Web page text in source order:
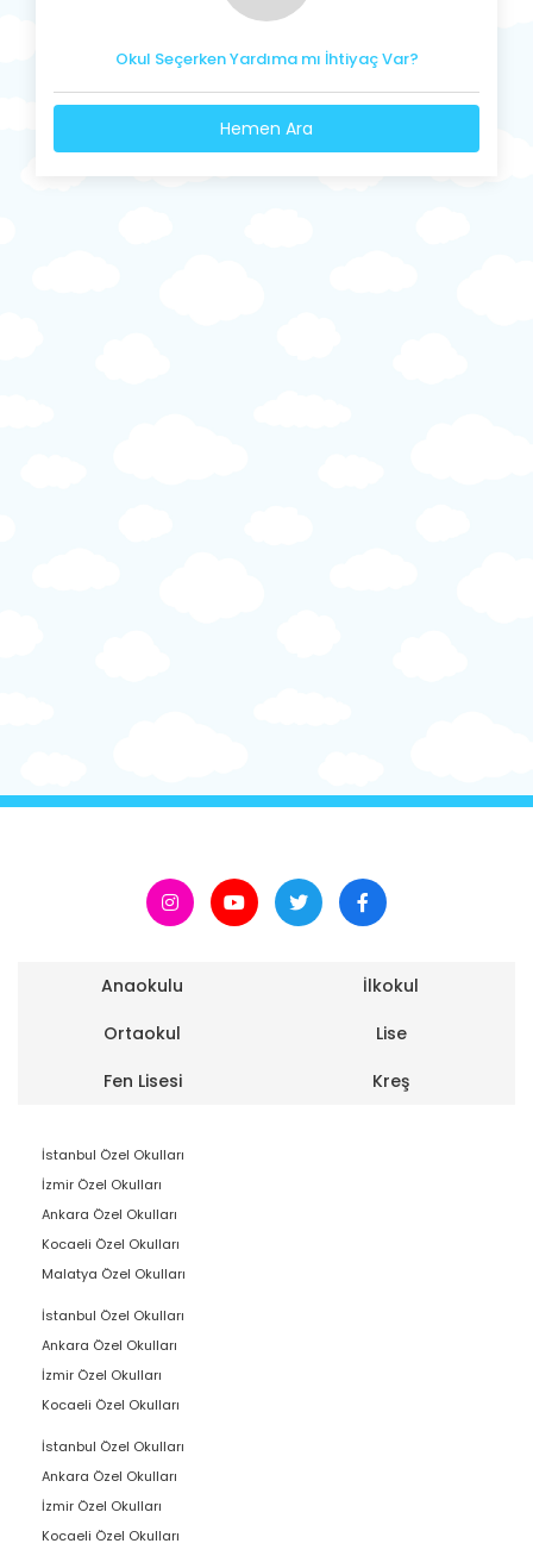
Okul Seçerken Yardıma mı İhtiyaç Var?
Hemen Ara
Anaokulu
İlkokul
Ortaokul
Lise
Fen Lisesi
Kreş
İstanbul Özel Okulları
İzmir Özel Okulları
Ankara Özel Okulları
Kocaeli Özel Okulları
Malatya Özel Okulları
İstanbul Özel Okulları
Ankara Özel Okulları
İzmir Özel Okulları
Kocaeli Özel Okulları
İstanbul Özel Okulları
Ankara Özel Okulları
İzmir Özel Okulları
Kocaeli Özel Okulları